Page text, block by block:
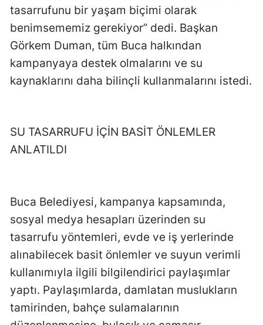
tasarrufunu bir yaşam biçimi olarak
benimsememiz gerekiyor” dedi. Başkan
Görkem Duman, tüm Buca halkından
kampanyaya destek olmalarını ve su
kaynaklarını daha bilinçli kullanmalarını istedi.
SU TASARRUFU İÇİN BASİT ÖNLEMLER
ANLATILDI
Buca Belediyesi, kampanya kapsamında,
sosyal medya hesapları üzerinden su
tasarrufu yöntemleri, evde ve iş yerlerinde
alınabilecek basit önlemler ve suyun verimli
kullanımıyla ilgili bilgilendirici paylaşımlar
yaptı. Paylaşımlarda, damlatan muslukların
tamirinden, bahçe sulamalarının